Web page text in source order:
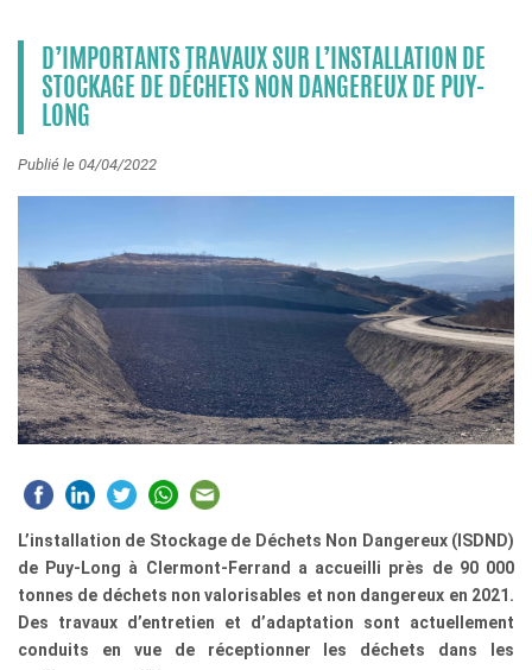
D’IMPORTANTS TRAVAUX SUR L’INSTALLATION DE
STOCKAGE DE DÉCHETS NON DANGEREUX DE PUY-
LONG
Publié le 04/04/2022
L’installation de Stockage de Déchets Non Dangereux (ISDND)
de Puy-Long à Clermont-Ferrand a accueilli près de 90 000
tonnes de déchets non valorisables et non dangereux en 2021.
Des travaux d’entretien et d’adaptation sont actuellement
conduits en vue de réceptionner les déchets dans les